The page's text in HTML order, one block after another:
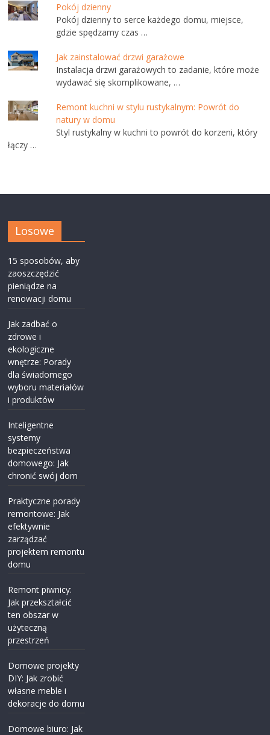
Pokój dzienny
Pokój dzienny to serce każdego domu, miejsce,
gdzie spędzamy czas …
Jak zainstalować drzwi garażowe
Instalacja drzwi garażowych to zadanie, które może
wydawać się skomplikowane, …
Remont kuchni w stylu rustykalnym: Powrót do
natury w domu
Styl rustykalny w kuchni to powrót do korzeni, który
łączy …
Losowe
15 sposobów, aby
zaoszczędzić
pieniądze na
renowacji domu
Jak zadbać o
zdrowe i
ekologiczne
wnętrze: Porady
dla świadomego
wyboru materiałów
i produktów
Inteligentne
systemy
bezpieczeństwa
domowego: Jak
chronić swój dom
Praktyczne porady
remontowe: Jak
efektywnie
zarządzać
projektem remontu
domu
Remont piwnicy:
Jak przekształcić
ten obszar w
użyteczną
przestrzeń
Domowe projekty
DIY: Jak zrobić
własne meble i
dekoracje do domu
Domowe biuro: Jak